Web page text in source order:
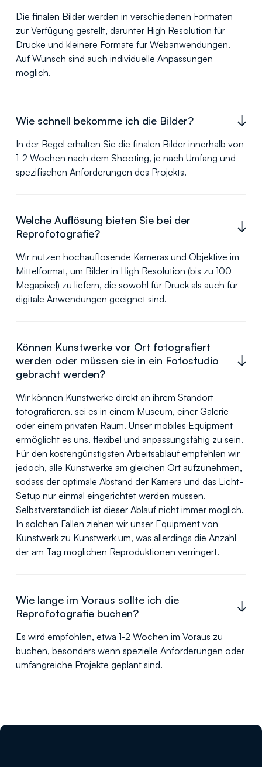
Die finalen Bilder werden in verschiedenen Formaten
zur Verfügung gestellt, darunter High Resolution für
Drucke und kleinere Formate für Webanwendungen.
Auf Wunsch sind auch individuelle Anpassungen
möglich.
Wie schnell bekomme ich die Bilder?
In der Regel erhalten Sie die finalen Bilder innerhalb von
1-2 Wochen nach dem Shooting, je nach Umfang und
spezifischen Anforderungen des Projekts.
Welche Auflösung bieten Sie bei der
Reprofotografie?
Wir nutzen hochauflösende Kameras und Objektive im
Mittelformat, um Bilder in High Resolution (bis zu 100
Megapixel) zu liefern, die sowohl für Druck als auch für
digitale Anwendungen geeignet sind.
Können Kunstwerke vor Ort fotografiert
werden oder müssen sie in ein Fotostudio
gebracht werden?
Wir können Kunstwerke direkt an ihrem Standort
fotografieren, sei es in einem Museum, einer Galerie
oder einem privaten Raum. Unser mobiles Equipment
ermöglicht es uns, flexibel und anpassungsfähig zu sein.
Für den kostengünstigsten Arbeitsablauf empfehlen wir
jedoch, alle Kunstwerke am gleichen Ort aufzunehmen,
sodass der optimale Abstand der Kamera und das Licht-
Setup nur einmal eingerichtet werden müssen.
Selbstverständlich ist dieser Ablauf nicht immer möglich.
In solchen Fällen ziehen wir unser Equipment von
Kunstwerk zu Kunstwerk um, was allerdings die Anzahl
der am Tag möglichen Reproduktionen verringert.
Wie lange im Voraus sollte ich die
Reprofotografie buchen?
Es wird empfohlen, etwa 1-2 Wochen im Voraus zu
buchen, besonders wenn spezielle Anforderungen oder
umfangreiche Projekte geplant sind.